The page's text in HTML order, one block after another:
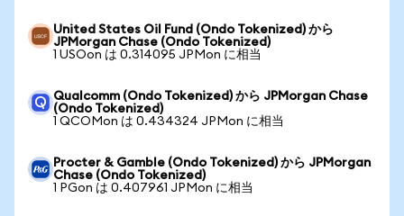
United States Oil Fund (Ondo Tokenized) から
JPMorgan Chase (Ondo Tokenized)
1 USOon は 0.314095 JPMon に相当
Qualcomm (Ondo Tokenized) から JPMorgan Chase
(Ondo Tokenized)
1 QCOMon は 0.434324 JPMon に相当
Procter & Gamble (Ondo Tokenized) から JPMorgan
Chase (Ondo Tokenized)
1 PGon は 0.407961 JPMon に相当